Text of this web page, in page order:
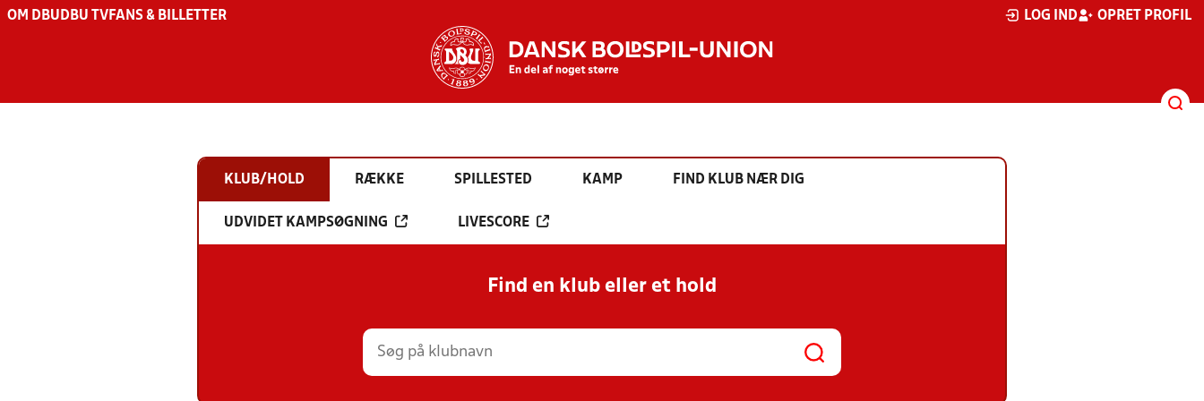
OM DBU DBU TV FANS & BILLETTER LOG IND OPRET PROFIL
KLUB/HOLD RÆKKE SPILLESTED KAMP FIND KLUB NÆR DIG
UDVIDET KAMPSØGNING LIVESCORE
Find en klub eller et hold